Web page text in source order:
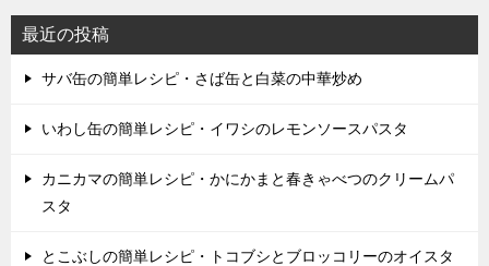
最近の投稿
サバ缶の簡単レシピ・さば缶と白菜の中華炒め
いわし缶の簡単レシピ・イワシのレモンソースパスタ
カニカマの簡単レシピ・かにかまと春きゃべつのクリームパ
スタ
とこぶしの簡単レシピ・トコブシとブロッコリーのオイスタ